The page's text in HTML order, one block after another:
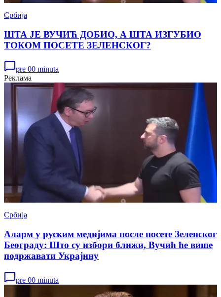
Србија
ШТА ЈЕ ВУЧИЋ ДОБИО, А ШТА ИЗГУБИО
ТОКОМ ПОСЕТЕ ЗЕЛЕНСКОГ?
pre 00 minuta
Реклама
Србија
Аларм у руским медијима после посете Зеленског
Београду: Што су избори ближи, Вучић ће више
подржавати Украјину
pre 00 minuta